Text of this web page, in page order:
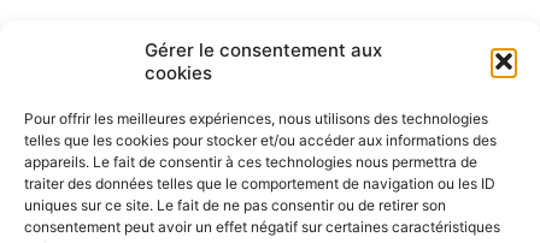
Gérer le consentement aux
cookies
Pour offrir les meilleures expériences, nous utilisons des technologies
telles que les cookies pour stocker et/ou accéder aux informations des
appareils. Le fait de consentir à ces technologies nous permettra de
traiter des données telles que le comportement de navigation ou les ID
uniques sur ce site. Le fait de ne pas consentir ou de retirer son
consentement peut avoir un effet négatif sur certaines caractéristiques
Navigation
de
l’article
ARTICLE PRÉCÉDENT
Dessin de presse COP21
ARTICLE SUIVANT
communication non violente